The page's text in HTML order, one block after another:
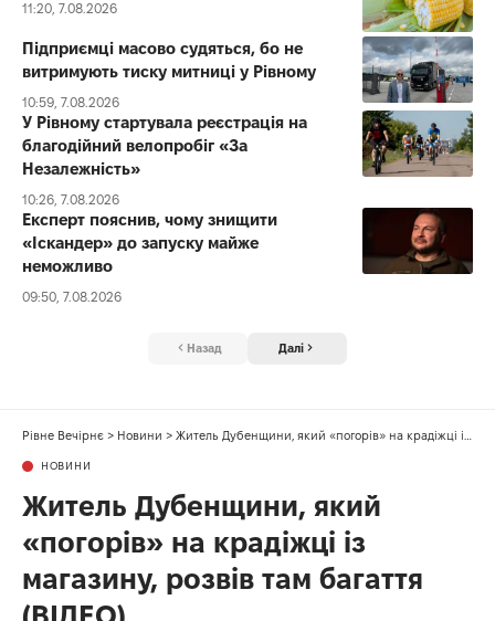
11:20, 7.08.2026
Підприємці масово судяться, бо не
витримують тиску митниці у Рівному
10:59, 7.08.2026
У Рівному стартувала реєстрація на
благодійний велопробіг «За
Незалежність»
10:26, 7.08.2026
Експерт пояснив, чому знищити
«Іскандер» до запуску майже
неможливо
09:50, 7.08.2026
Назад Далі
Рівне Вечірнє > Новини > Житель Дубенщини, який «погорів» на крадіжці із магазину, розвів там багаття (ВІДЕО)
НОВИНИ
Житель Дубенщини, який
«погорів» на крадіжці із
магазину, розвів там багаття